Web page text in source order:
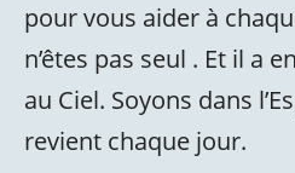
pour vous aider à
n’êtes pas seul . Et il a
au Ciel. Soyons dans
revient chaque jour.